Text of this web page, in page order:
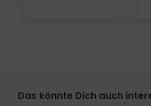
Das könnte Dich auch